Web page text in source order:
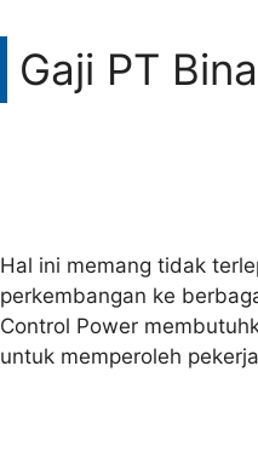
Gaji PT
Hal ini memang tidak
perkembangan ke
Control Power
untuk memperoleh